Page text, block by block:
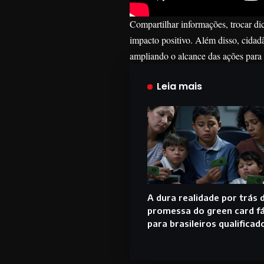
Compartilhar informações, trocar
impacto positivo. Além disso,
ampliando o alcance das ações
Leia mais
A dura realidade por trás
promessa do green card
para brasileiros